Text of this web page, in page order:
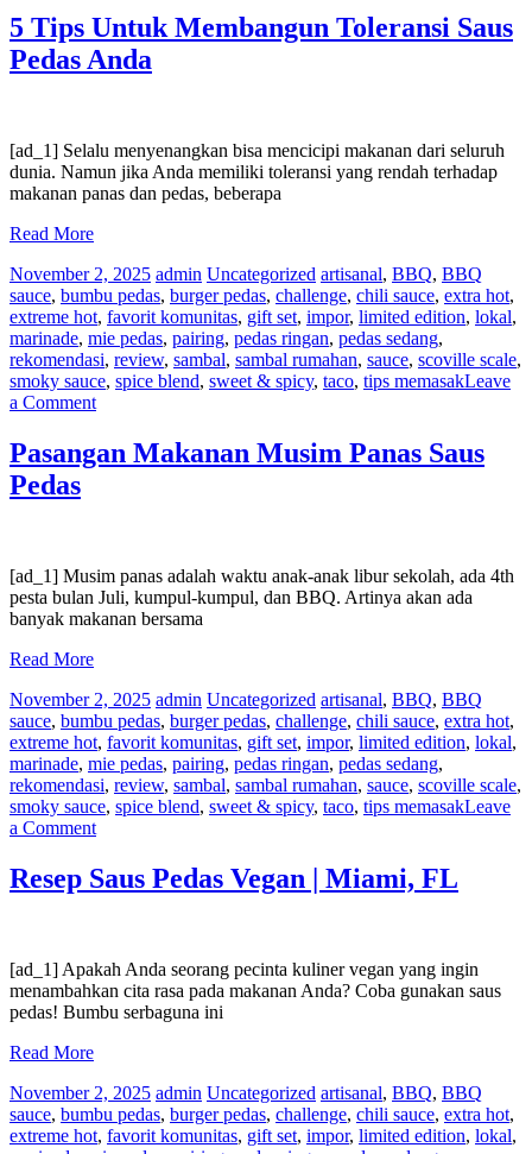
Saus
Pedas
Karibia
Anda
Beli
Secara
5 Tips Untuk Membangun Toleransi Saus
Pedas Anda
[ad_1] Selalu menyenangkan bisa mencicipi makanan dari seluruh
dunia. Namun jika Anda memiliki toleransi yang rendah terhadap
makanan panas dan pedas, beberapa
Read More
November 2, 2025 admin Uncategorized artisanal, BBQ, BBQ
sauce, bumbu pedas, burger pedas, challenge, chili sauce, extra hot,
extreme hot, favorit komunitas, gift set, impor, limited edition, lokal,
marinade, mie pedas, pairing, pedas ringan, pedas sedang,
rekomendasi, review, sambal, sambal rumahan, sauce, scoville scale,
smoky sauce, spice blend, sweet & spicy, taco, tips memasakLeave
a Commenton
Tips
Untuk
Anda
Pasangan Makanan Musim Panas Saus
Pedas
[ad_1] Musim panas adalah waktu anak-anak libur sekolah, ada 4th
pesta bulan Juli, kumpul-kumpul, dan BBQ. Artinya akan ada
banyak makanan bersama
Read More
November 2, 2025 admin Uncategorized artisanal, BBQ, BBQ
sauce, bumbu pedas, burger pedas, challenge, chili sauce, extra hot,
extreme hot, favorit komunitas, gift set, impor, limited edition, lokal,
marinade, mie pedas, pairing, pedas ringan, pedas sedang,
rekomendasi, review, sambal, sambal rumahan, sauce, scoville scale,
smoky sauce, spice blend, sweet & spicy, taco, tips memasakLeave
a Commenton
Makanan
Musim
Resep Saus Pedas Vegan | Miami, FL
[ad_1] Apakah Anda seorang pecinta kuliner vegan yang ingin
menambahkan cita rasa pada makanan Anda? Coba gunakan saus
pedas! Bumbu serbaguna ini
Read More
November 2, 2025 admin Uncategorized artisanal, BBQ, BBQ
sauce, bumbu pedas, burger pedas, challenge, chili sauce, extra hot,
extreme hot, favorit komunitas, gift set, impor, limited edition, lokal,